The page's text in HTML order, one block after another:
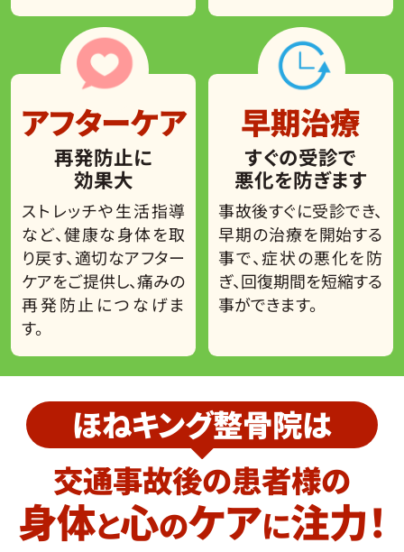
アフターケア
再発防止に
効果大
ストレッチや生活指導
など、健康な身体を取
り戻す、適切なアフター
ケアをご提供し、痛みの
再発防止につなげま
す。
早期治療
すぐの受診で
悪化を防ぎます
事故後すぐに受診でき、
早期の治療を開始する
事で、症状の悪化を防
ぎ、回復期間を短縮する
事ができます。
ほねキング整骨院は
交通事故後の患者様の
身体と心のケアに注力！